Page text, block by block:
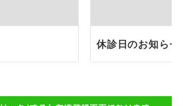
休診日のお知らせ